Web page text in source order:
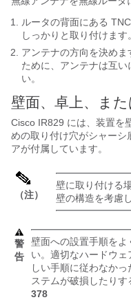
ルータの背面にある
しっかりと取り付けます。
アンテナの方向を決め
ために、アンテナは互
い。
壁面、卓上、ま
Cisco IR829 には、装置を
めの取り付け穴がシャーシ
アが付属しています。
（注）
壁に取り付ける
壁の構造を考慮
警
告
壁面への設置手順をよ
い。適切なハードウ
しい手順に従わなか
ステムが破損したりす
378